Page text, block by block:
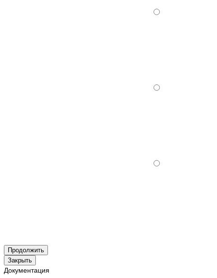
Продолжить
Закрыть
Документация